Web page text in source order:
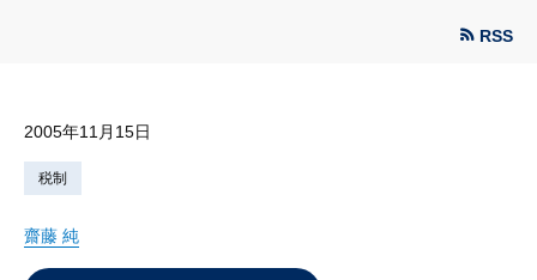
RSS
2005年11月15日
税制
齋藤 純